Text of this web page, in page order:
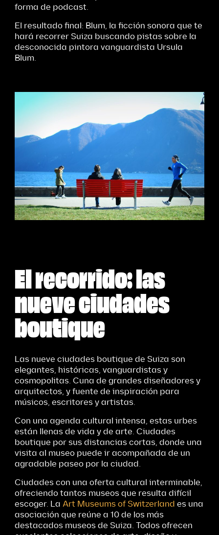
forma de podcast.
El resultado final: Blum, la ficción sonora que te
hará recorrer Suiza buscando pistas sobre la
desconocida pintora vanguardista Ursula
Blum.
El recorrido: las
nueve ciudades
boutique
Las nueve ciudades boutique de Suiza son
elegantes, históricas, vanguardistas y
cosmopolitas. Cuna de grandes diseñadores y
arquitectos, y fuente de inspiración para
músicos, escritores y artistas.
Con una agenda cultural intensa, estas urbes
están llenas de vida y de arte. Ciudades
boutique por sus distancias cortas, donde una
visita al museo puede ir acompañada de un
agradable paseo por la ciudad.
Ciudades con una oferta cultural interminable,
ofreciendo tantos museos que resulta difícil
escoger. La Art Museums of Switzerland es una
asociación que reúne a 10 de los más
destacados museos de Suiza. Todos ofrecen